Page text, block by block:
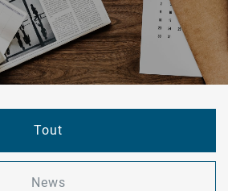
Tout
News